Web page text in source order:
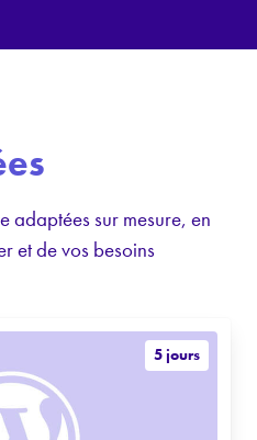
adaptées sur mesure, en
et de vos besoins
5 jours